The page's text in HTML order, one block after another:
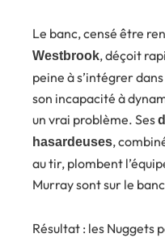
Le banc, censé être
Westbrook, déçoit
peine à s’intégrer
son incapacité à
un vrai problème. Ses
hasardeuses,
au tir, plombent
Murray sont sur le
Résultat : les Nuggets